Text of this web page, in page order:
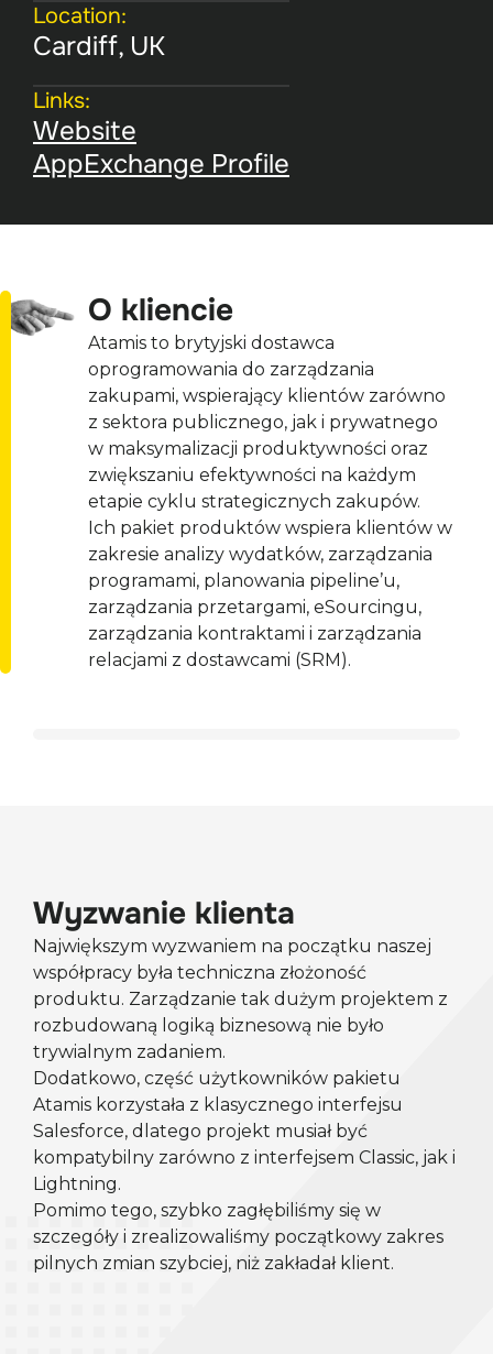
Location:
Cardiff, UK
Links:
Website
AppExchange Profile
Atamis to brytyjski dostawca
oprogramowania do zarządzania
zakupami, wspierający klientów zarówno
z sektora publicznego, jak i prywatnego
w maksymalizacji produktywności oraz
zwiększaniu efektywności na każdym
etapie cyklu strategicznych zakupów.
Ich pakiet produktów wspiera klientów w
zakresie analizy wydatków, zarządzania
programami, planowania pipeline’u,
zarządzania przetargami, eSourcingu,
zarządzania kontraktami i zarządzania
relacjami z dostawcami (SRM).
Wyzwanie klienta
Największym wyzwaniem na początku naszej
współpracy była techniczna złożoność
produktu. Zarządzanie tak dużym projektem z
rozbudowaną logiką biznesową nie było
trywialnym zadaniem.
Dodatkowo, część użytkowników pakietu
Atamis korzystała z klasycznego interfejsu
Salesforce, dlatego projekt musiał być
kompatybilny zarówno z interfejsem Classic, jak i
Lightning.
Pomimo tego, szybko zagłębiliśmy się w
szczegóły i zrealizowaliśmy początkowy zakres
pilnych zmian szybciej, niż zakładał klient.